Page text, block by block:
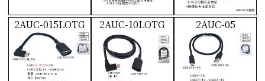
2AUC-015LOTG 2AUC-10LOTG 2AUC-05